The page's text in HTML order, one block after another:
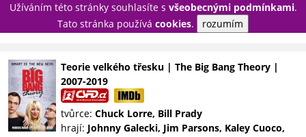
Užíváním této stránky souhlasíte s všeobecnými podmínkami.
Tato stránka používá cookies. rozumím
PŘIHLÁSIT
NOVINKY
TÉMATA
RECENZE
EPIZODY
KULT
Teorie velkého třesku | The Big Bang Theory |
2007-2019
tvůrce: Chuck Lorre, Bill Prady
hrají: Johnny Galecki, Jim Parsons, Kaley Cuoco,